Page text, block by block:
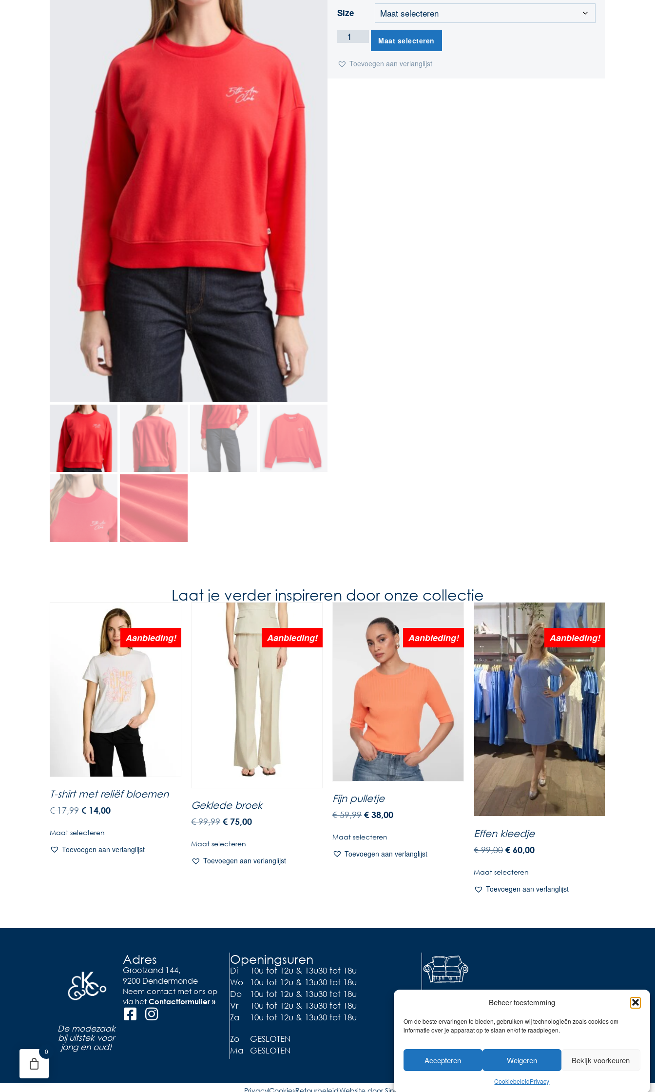
Beheer toestemming
Om de beste ervaringen te bieden, gebruiken wij technologieën zoals cookies om
informatie over je apparaat op te slaan en/of te raadplegen.
Accepteren Weigeren Bekijk voorkeuren
CookiebeleidPrivacy
Size
Maat selecteren
Toevoegen aan verlanglijst
Laat je verder inspireren door onze collectie
Aanbieding!
T-shirt met reliëf bloemen
€17,99 € 14,00
Maat selecteren
Toevoegen aan verlanglijst
Aanbieding!
Geklede broek
€99,99 € 75,00
Maat selecteren
Toevoegen aan verlanglijst
Aanbieding!
Fijn pulletje
€59,99 € 38,00
Maat selecteren
Toevoegen aan verlanglijst
Aanbieding!
Effen kleedje
€99,00 € 60,00
Maat selecteren
Toevoegen aan verlanglijst
De modezaak
bij uitstek voor
jong en oud!
Adres
Grootzand 144,
9200 Dendermonde
Neem contact met ons op
via het Contactformulier »
Openingsuren
Di
10u tot 12u & 13u30 tot 18u
Wo
10u tot 12u & 13u30 tot 18u
Do
10u tot 12u & 13u30 tot 18u
Vr
10u tot 12u & 13u30 tot 18u
Za
10u tot 12u & 13u30 tot 18u
Zo
GESLOTEN
Ma
GESLOTEN
Liever thuis shoppen?
Ontdek onze collecties in
Naar de online shop!
0